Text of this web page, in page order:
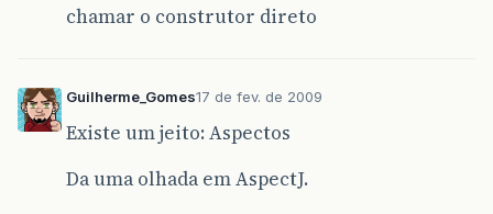
chamar o construtor direto
Guilherme_Gomes17 de fev. de 2009
Existe um jeito: Aspectos
Da uma olhada em AspectJ.